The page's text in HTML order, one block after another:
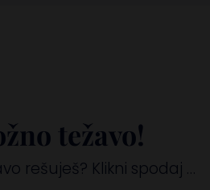
težavo!
rešuješ? Klikni spodaj …